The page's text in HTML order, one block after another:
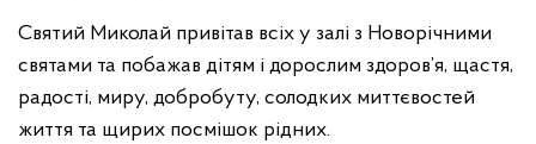
Святий Миколай привітав всіх у залі з Новорічними
святами та побажав дітям і дорослим здоров’я, щастя,
радості, миру, добробуту, солодких миттєвостей
життя та щирих посмішок рідних.